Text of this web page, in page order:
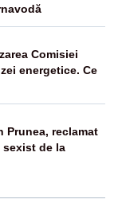
Comisiei
energetice. Ce
Prunea, reclamat
sexist de la